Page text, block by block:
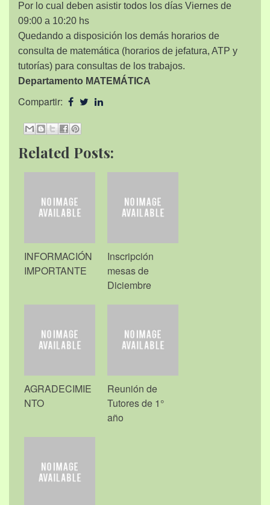
Por lo cual deben asistir todos los días Viernes de
09:00 a 10:20 hs
Quedando a disposición los demás horarios de
consulta de matemática (horarios de jefatura, ATP y
tutorías) para consultas de los trabajos.
Departamento MATEMÁTICA
Compartir:
Related Posts:
INFORMACIÓN
IMPORTANTE
Inscripción
mesas de
Diciembre
AGRADECIMIE
NTO
Reunión de
Tutores de 1°
año